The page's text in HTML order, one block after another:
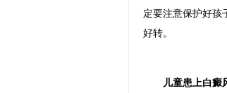
定要注意保护好孩
好转。
儿童患上白癜